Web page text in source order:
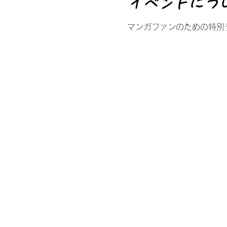
イベントにつ
マンガファンのための特別